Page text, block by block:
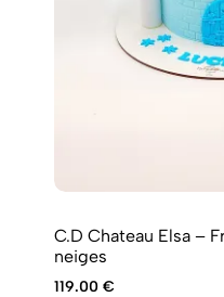
C.D Chateau Elsa – Frozen – Reine des
neiges
119.00 €